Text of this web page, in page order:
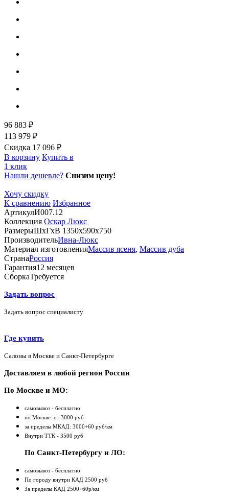
96 883 ₽
113 979 ₽
Скидка 17 096 ₽
В корзину Купить в
1 клик
Нашли дешевле? Снизим цену!
Хочу скидку
К сравнению Избранное
АртикулИ007.12
Коллекция Оскар Люкс
РазмерыШхГхВ 1350х590х750
ПроизводительИвна-Люкс
Материал изготовленияМассив ясеня, Массив дуба
СтранаРоссия
Гарантия12 месяцев
СборкаТребуется
Задать вопрос
Задать вопрос специалисту
Где купить
Салоны в Москве и Санкт-Петербурге
Доставляем в любой регион России
По Москве и МО:
самовывоз - бесплатно
по Москве: от 3000 руб
за пределы МКАД: 3000+60 руб/км
Внутри ТТК - 3500 руб
По Санкт-Петербургу и ЛО:
самовывоз - бесплатно
По городу внутри КАД 2500 руб
За пределы КАД 2500+60р/км